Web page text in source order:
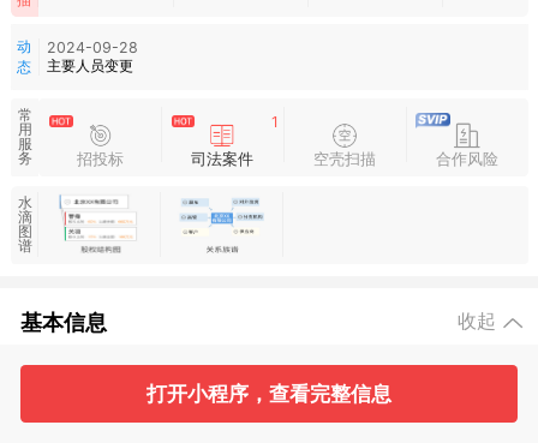
动
态
2024-09-28
主要人员变更
常
用
服
务
招投标
1
司法案件 空壳扫描 合作风险
水
滴
图
谱
基本信息 收起
1 1
打开小程序，查看完整信息